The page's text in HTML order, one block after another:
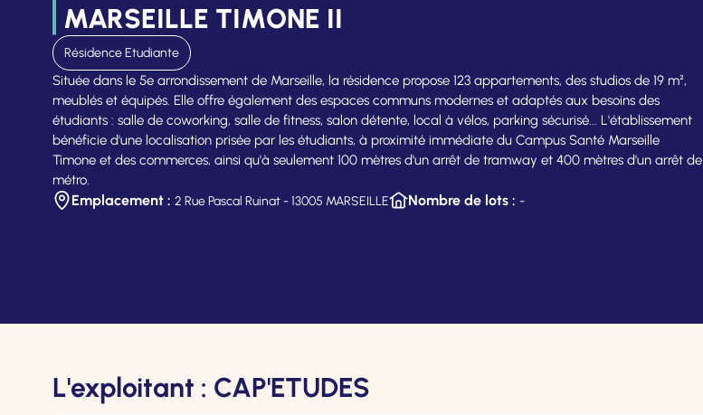
MARSEILLE TIMONE II
Résidence Etudiante
Située dans le 5e arrondissement de Marseille, la résidence propose 123 appartements, des studios de 19 m²,
meublés et équipés. Elle offre également des espaces communs modernes et adaptés aux besoins des
étudiants : salle de coworking, salle de fitness, salon détente, local à vélos, parking sécurisé... L'établissement
bénéficie d'une localisation prisée par les étudiants, à proximité immédiate du Campus Santé Marseille
Timone et des commerces, ainsi qu'à seulement 100 mètres d'un arrêt de tramway et 400 mètres d'un arrêt de
métro.
Emplacement : 2 Rue Pascal Ruinat - 13005 MARSEILLE Nombre de lots : -
L'exploitant : CAP'ETUDES